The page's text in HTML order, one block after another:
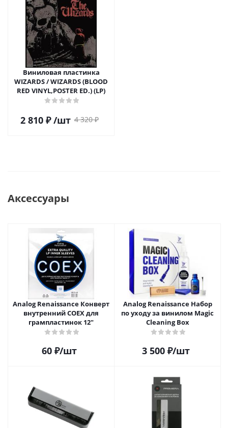
Виниловая пластинка
WIZARDS / WIZARDS (BLOOD
RED VINYL,POSTER ED.) (LP)
2 810₽ /шт 4 320₽
Аксессуары
Analog Renaissance Конверт
внутренний COEX для
грампластинок 12"
60 ₽/шт
Analog Renaissance Набор
по уходу за винилом Magic
Cleaning Box
3 500₽/шт